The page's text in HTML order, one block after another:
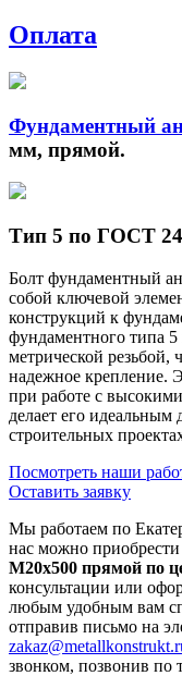
Оплата
Фундаментный
мм, прямой.
Тип 5 по ГОСТ
Болт фундаментный
собой ключевой
конструкций к
фундаментного типа
метрической резьбой,
надежное крепление.
при работе с
делает его
строительных
Посмотреть наши
Оставить заявку
Мы работаем по
нас можно приобрести
М20х500 прямой по
консультации или
любым удобным вам
отправив письмо на
звонком, позвонив по